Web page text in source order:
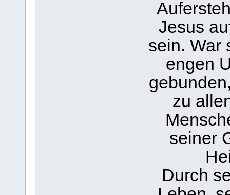
Jesus
sein. War
engen
zu
seiner
Durch